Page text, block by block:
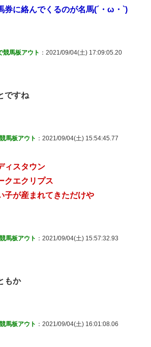
券に絡んでくるのが名馬(´・ω・`)
競馬板アウト ：2021/09/04(土) 17:09:05.20
ですね
馬板アウト ：2021/09/04(土) 15:54:45.77
ィスタウン
クエクリプス
子が産まれてきただけや
馬板アウト ：2021/09/04(土) 15:57:32.93
もか
馬板アウト ：2021/09/04(土) 16:01:08.06